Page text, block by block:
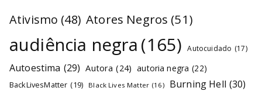
Ativismo (48) Atores Negros (51)
audiência negra (165) Autocuidado (17)
Autoestima (29) Autora (24) autoria negra (22)
BackLivesMatter (19) Black Lives Matter (16) Burning Hell (30)